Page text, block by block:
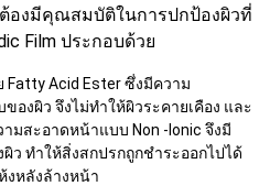
ต้องมีคุณสมบัติในการปกป้องผิวที่
Film ประกอบด้วย
Fatty Acid Ester ซึ่งมีความ
องผิว จึงไม่ทำให้ผิวระคายเคือง และ
มสะอาดหน้าแบบ Non -Ionic จึงมี
ทำให้สิ่งสกปรกถูกชำระออกไปได้
งหลังล้างหน้า